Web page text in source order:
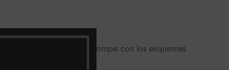
novedoso empaque rompe con los esquemas